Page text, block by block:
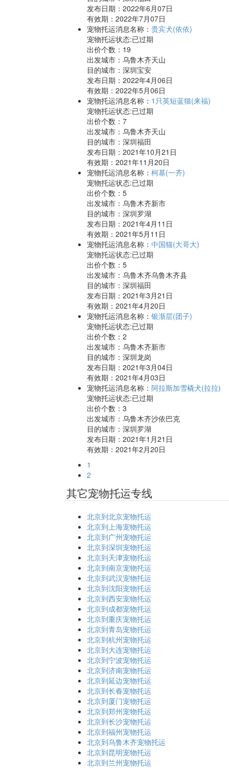
发布日期：2022年6月07日
有效期：2022年7月07日
宠物托运消息名称： 贵宾犬(依依)
宠物托运状态:已过期
出价个数： 19
出发城市：乌鲁木齐天山
目的城市：深圳宝安
发布日期：2022年4月06日
有效期：2022年5月06日
宠物托运消息名称： 1只英短蓝猫(来福)
宠物托运状态:已过期
出价个数： 7
出发城市：乌鲁木齐天山
目的城市：深圳福田
发布日期：2021年10月21日
有效期：2021年11月20日
宠物托运消息名称： 柯基(一齐)
宠物托运状态:已过期
出价个数： 5
出发城市：乌鲁木齐新市
目的城市：深圳罗湖
发布日期：2021年4月11日
有效期：2021年5月11日
宠物托运消息名称： 中国猫(大哥大)
宠物托运状态:已过期
出价个数： 5
出发城市：乌鲁木齐乌鲁木齐县
目的城市：深圳福田
发布日期：2021年3月21日
有效期：2021年4月20日
宠物托运消息名称： 银渐层(团子)
宠物托运状态:已过期
出价个数： 2
出发城市：乌鲁木齐新市
目的城市：深圳龙岗
发布日期：2021年3月04日
有效期：2021年4月03日
宠物托运消息名称： 阿拉斯加雪橇犬(拉拉)
宠物托运状态:已过期
出价个数： 3
出发城市：乌鲁木齐沙依巴克
目的城市：深圳罗湖
发布日期：2021年1月21日
有效期：2021年2月20日
1
2
其它宠物托运专线
北京到北京宠物托运
北京到上海宠物托运
北京到广州宠物托运
北京到深圳宠物托运
北京到天津宠物托运
北京到南京宠物托运
北京到武汉宠物托运
北京到沈阳宠物托运
北京到西安宠物托运
北京到成都宠物托运
北京到重庆宠物托运
北京到青岛宠物托运
北京到杭州宠物托运
北京到大连宠物托运
北京到宁波宠物托运
北京到济南宠物托运
北京到延边宠物托运
北京到长春宠物托运
北京到厦门宠物托运
北京到郑州宠物托运
北京到长沙宠物托运
北京到福州宠物托运
北京到乌鲁木齐宠物托运
北京到昆明宠物托运
北京到兰州宠物托运